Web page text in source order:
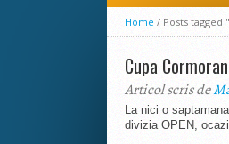
Home / Posts tagged
Cupa
Articol scris de
La nici o
divizia OPEN,